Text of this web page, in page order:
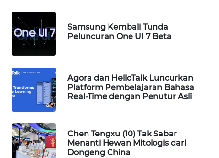
Samsung Kembali Tunda
Peluncuran One UI 7 Beta
Agora dan HelloTalk Luncurkan
Platform Pembelajaran Bahasa
Real-Time dengan Penutur Asli
Chen Tengxu (10) Tak Sabar
Menanti Hewan Mitologis dari
Dongeng China
WAHANA
LISTRIK
WAHANA
TRAVEL
WAHANA
TV
WAHANANEWS
ID